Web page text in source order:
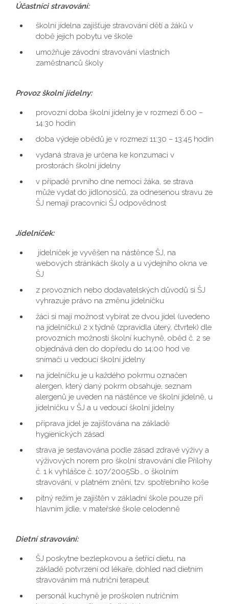
Účastníci stravování:
školní jídelna zajišťuje stravování dětí a žáků v
době jejich pobytu ve škole
umožňuje závodní stravování vlastních
zaměstnanců školy
Provoz školní jídelny:
provozní doba školní jídelny je v rozmezí 6:00 –
14:30 hodin
doba výdeje obědů je v rozmezí 11:30 – 13:45 hodin
vydaná strava je určena ke konzumaci v
prostorách školní jídelny
v případě prvního dne nemoci žáka, se strava
může vydat do jídlonosičů, za odnesenou stravu ze
ŠJ nemají pracovníci ŠJ odpovědnost
Jídelníček:
jídelníček je vyvěšen na nástěnce ŠJ, na
webových stránkách školy a u výdejního okna ve
ŠJ
z provozních nebo dodavatelských důvodů si ŠJ
vyhrazuje právo na změnu jídelníčku
žáci si mají možnost vybírat ze dvou jídel (uvedeno
na jídelníčku) 2 x týdně (zpravidla úterý, čtvrtek) dle
provozních možností školní kuchyně, oběd č. 2 se
objednává den do dopředu do 14:00 hod ve
snímači u vedoucí školní jídelny
na jídelníčku je u každého pokrmu označen
alergen, který daný pokrm obsahuje, seznam
alergenů je uveden na nástěnce ve školní jídelně, u
jídelníčku v ŠJ a u vedoucí školní jídelny
příprava jídel je zajišťována na základě
hygienických zásad
strava je sestavována podle zásad zdravé výživy a
výživových norem pro školní stravování dle Přílohy
č. 1 k vyhlášce č. 107/2005Sb., o školním
stravování, v platném znění, tzv. spotřebního koše
pitný režim je zajištěn v základní škole pouze při
hlavním jídle, v mateřské škole celodenně
Dietní stravování:
ŠJ poskytne bezlepkovou a šetřící dietu, na
základě potvrzení od lékaře, dohled nad dietním
stravováním má nutriční terapeut
personál kuchyně je proškolen nutričním